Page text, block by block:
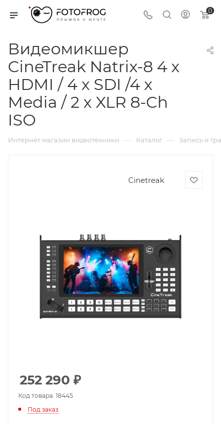
0
Видеомикшер
CineTreak Natrix-8 4 x
HDMI / 4 x SDI /4 x
Media / 2 x XLR 8-Ch
ISO
Интернет магазин видеотехники — Каталог — Запись и
Cinetreak
252 290 ₽
Код товара: 18445
Под заказ